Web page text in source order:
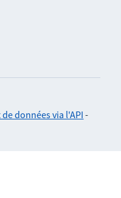
données via l'API-